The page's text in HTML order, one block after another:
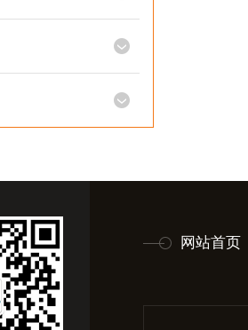
网站首页